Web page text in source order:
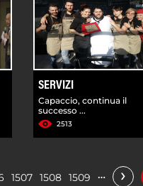
SERVIZI
Capaccio, continua il
successo ...
2513
1507 1508 1509 … ›